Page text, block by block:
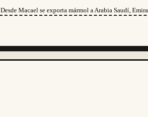
Desde Macael se exporta mármol a Arabia Saudí,